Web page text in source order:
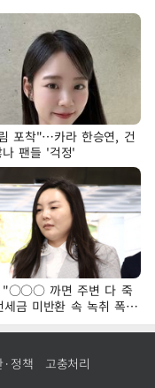
포착"…카라 한승연, 건
나 팬들 '걱정'
"○○○ 까면 주변 다 죽
금 미반환 속 녹취 폭로
·정책 고충처리